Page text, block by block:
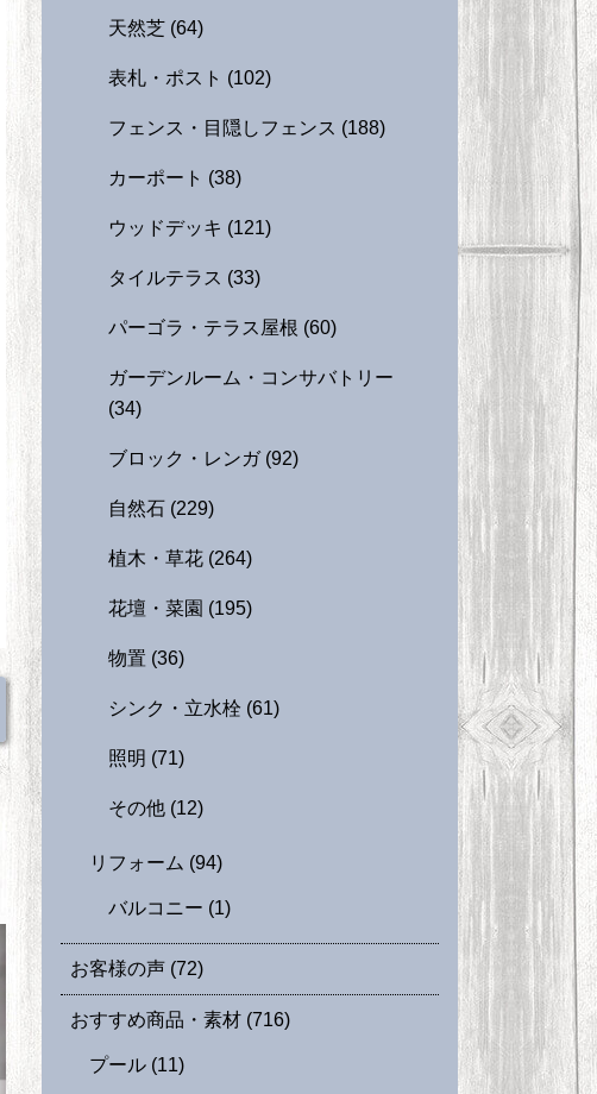
天然芝 (64)
表札・ポスト (102)
フェンス・目隠しフェンス (188)
カーポート (38)
ウッドデッキ (121)
タイルテラス (33)
パーゴラ・テラス屋根 (60)
ガーデンルーム・コンサバトリー
(34)
ブロック・レンガ (92)
自然石 (229)
植木・草花 (264)
花壇・菜園 (195)
物置 (36)
シンク・立水栓 (61)
照明 (71)
その他 (12)
リフォーム (94)
バルコニー (1)
お客様の声 (72)
おすすめ商品・素材 (716)
プール (11)